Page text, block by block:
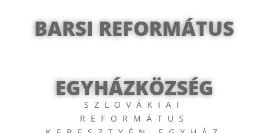
BARSI REFORMÁTUS
EGYHÁZKÖZSÉG
SZLOVÁKIAI
REFORMÁTUS